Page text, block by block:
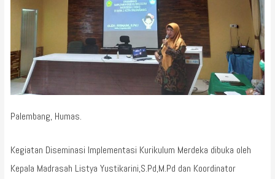
Palembang, Humas.
Kegiatan Diseminasi Implementasi Kurikulum Merdeka dibuka oleh
Kepala Madrasah Listya Yustikarini,S.Pd,M.Pd dan Koordinator